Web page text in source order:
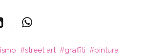
street art graffiti pintura